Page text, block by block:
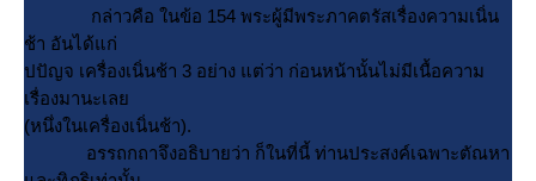
กล่าวคือ ในข้อ 154 พระผู้มีพระภาคตรัสเรื่องความเนิ่น
ช้า อันได้แก่
ปปัญจ เครื่องเนิ่นช้า 3 อย่าง แต่ว่า ก่อนหน้านั้นไม่มีเนื้อความ
เรื่องมานะเล
(หนึ่งในเครื่องเนิ่นช้า).
อรรถกถาจึงอธิบายว่า ก็ในที่นี้ ท่านประสงค์เฉพาะตัณหา